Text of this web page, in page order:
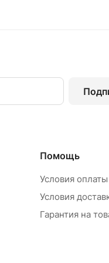
Помощь
Условия оплаты
Условия
Гарантия на